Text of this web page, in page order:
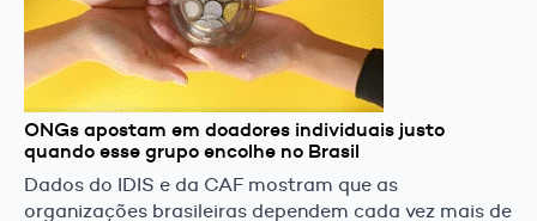
ONGs apostam em doadores individuais justo
quando esse grupo encolhe no Brasil
Dados do IDIS e da CAF mostram que as
organizações brasileiras dependem cada vez mais de